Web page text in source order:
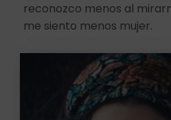
reconozco menos al
me siento menos mujer.